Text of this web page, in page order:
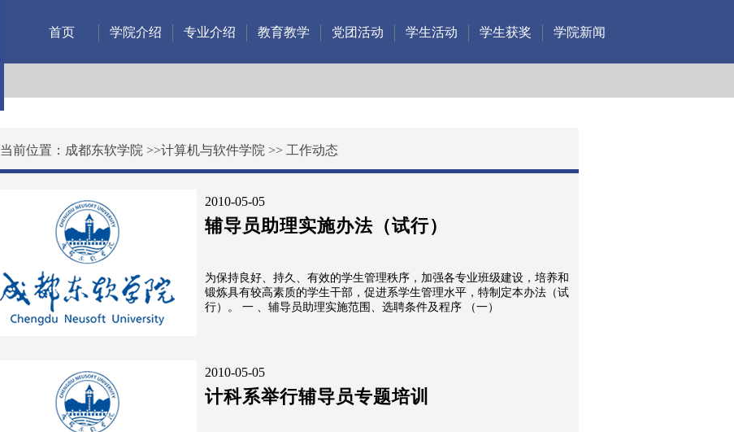
首页 学院介绍 专业介绍 教育教学 党团活动 学生活动 学生获奖 学院新闻
当前位置： 成都东软学院 >>计算机与软件学院 >> 工作动态
2010-05-05
辅导员助理实施办法（试行）
为保持良好、持久、有效的学生管理秩序，加强各专业班级建设，培养和
锻炼具有较高素质的学生干部，促进系学生管理水平，特制定本办法（试
行）。 一 、辅导员助理实施范围、选聘条件及程序 （一）
2010-05-05
计科系举行辅导员专题培训